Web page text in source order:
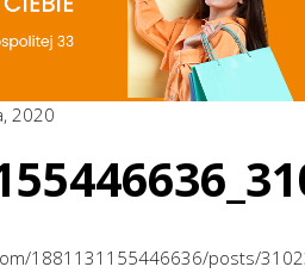
2020
1881131155446636/posts/